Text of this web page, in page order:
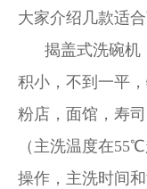
大家介绍几款适
揭盖式洗碗机
积小，不到一平
粉店，面馆，寿
（主洗温度在
操作，主洗时间